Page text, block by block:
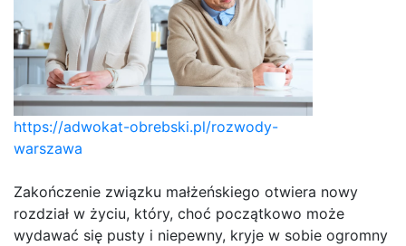
https://adwokat-obrebski.pl/rozwody-
warszawa
Zakończenie związku małżeńskiego otwiera nowy
rozdział w życiu, który, choć początkowo może
wydawać się pusty i niepewny, kryje w sobie ogromny